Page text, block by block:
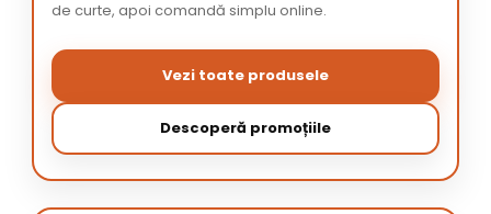
de curte, apoi comandă simplu online.
Vezi toate produsele
Descoperă promoțiile